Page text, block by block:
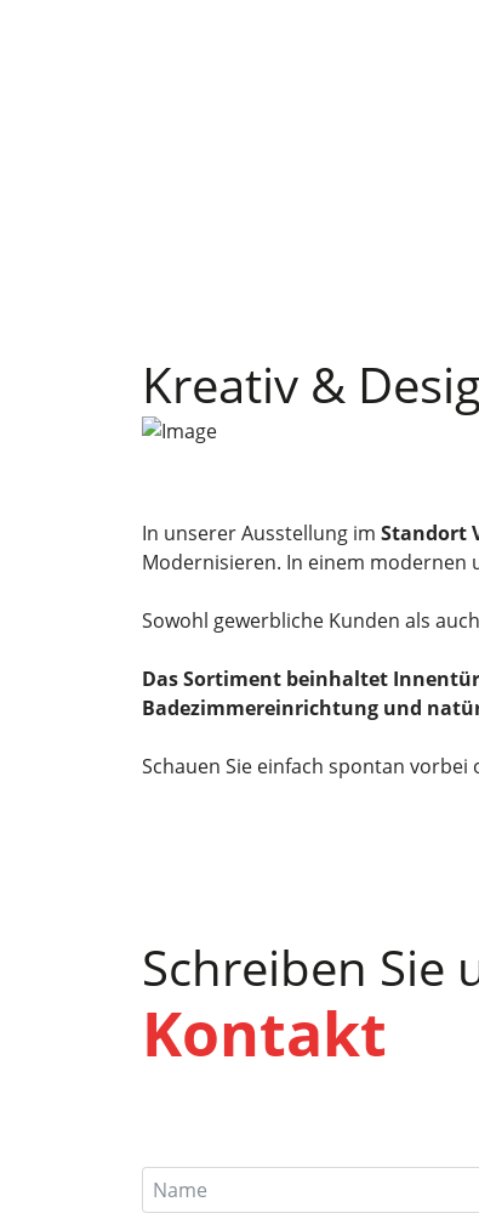
Kreativ &
In unserer Ausstellung im Standort
Modernisieren. In einem modernen
Sowohl gewerbliche Kunden als
Das Sortiment beinhaltet
Badezimmereinrichtung und
Schauen Sie einfach spontan
Schreiben Sie
Kontakt